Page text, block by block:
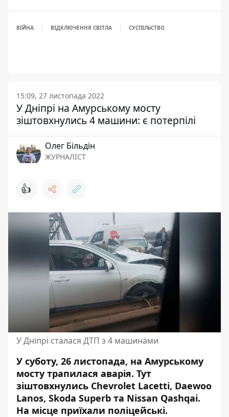
ВІЙНА ВІДКЛЮЧЕННЯ СВІТЛА СУСПІЛЬСТВО
15:09, 27 листопада 2022
У Дніпрі на Амурському мосту
зіштовхнулись 4 машини: є потерпілі
Олег Більдін
ЖУРНАЛІСТ
👍
У Дніпрі сталася ДТП з 4 машинами
У суботу, 26 листопада, на Амурському
мосту трапилася аварія. Тут
зіштовхнулись Chevrolet Lacetti, Daewoo
Lanos, Skoda Superb та Nissan Qashqai.
На місце приїхали поліцейські.